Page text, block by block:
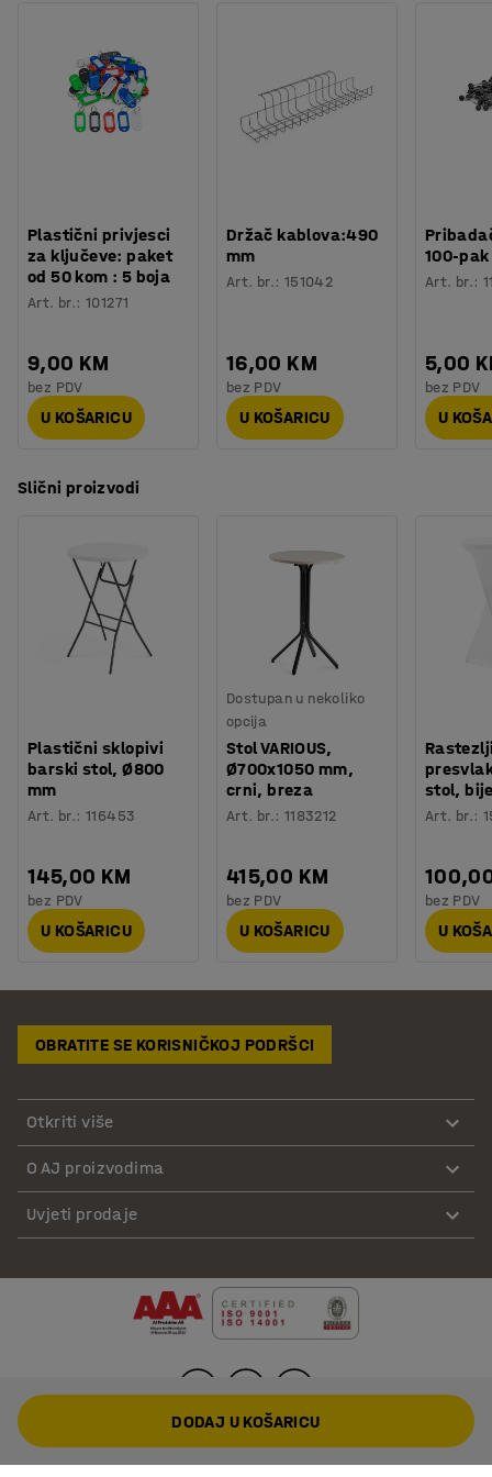
Plastični privjesci
za ključeve: paket
od 50 kom : 5 boja
Art. br.:101271
9,00 KM
bez PDV
U KOŠARICU
Držač kablova:490
mm
Art. br.: 151042
16,00 KM
bez PDV
U KOŠARICU
100-pak
Art. br.:
5,00
bez PDV
U
Slični proizvodi
Plastični sklopivi
barski stol, Ø800
mm
Art. br.:116453
145,00 KM
bez PDV
U KOŠARICU
Dostupan u nekoliko
opcija
Stol VARIOUS,
Ø700x1050 mm,
crni, breza
Art. br.: 1183212
415,00 KM
bez PDV
U KOŠARICU
stol,
Art. br.:
bez PDV
U
OBRATITE SE KORISNIČKOJ PODRŠCI
Otkriti više
O AJ proizvodima
Uvjeti prodaje
DODAJ U KOŠARICU